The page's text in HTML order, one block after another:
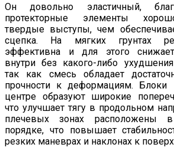
Он довольно эластичный,
протекторные элементы
твердые выступы, чем
сцепка. На мягких грунтах
эффективна и для этого
внутри без какого-либо
так как смесь обладает
прочности к деформациям. Блоки
центре образуют широкие
что улучшает тягу в продольном
плечевых зонах расположены
порядке, что повышает
резких маневрах и наклонах к